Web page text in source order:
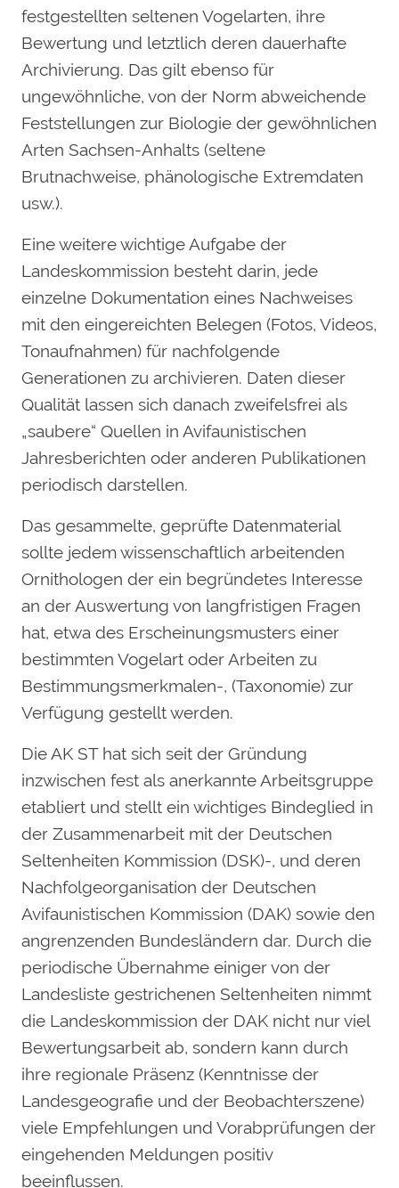
festgestellten seltenen Vogelarten, ihre
Bewertung und letztlich deren dauerhafte
Archivierung. Das gilt ebenso für
ungewöhnliche, von der Norm abweichende
Feststellungen zur Biologie der gewöhnlichen
Arten Sachsen-Anhalts (seltene
Brutnachweise, phänologische Extremdaten
usw.).
Eine weitere wichtige Aufgabe der
Landeskommission besteht darin, jede
einzelne Dokumentation eines Nachweises
mit den eingereichten Belegen (Fotos, Videos,
Tonaufnahmen) für nachfolgende
Generationen zu archivieren. Daten dieser
Qualität lassen sich danach zweifelsfrei als
„saubere“ Quellen in Avifaunistischen
Jahresberichten oder anderen Publikationen
periodisch darstellen.
Das gesammelte, geprüfte Datenmaterial
sollte jedem wissenschaftlich arbeitenden
Ornithologen der ein begründetes Interesse
an der Auswertung von langfristigen Fragen
hat, etwa des Erscheinungsmusters einer
bestimmten Vogelart oder Arbeiten zu
Bestimmungsmerkmalen-, (Taxonomie) zur
Verfügung gestellt werden.
Die AK ST hat sich seit der Gründung
inzwischen fest als anerkannte Arbeitsgruppe
etabliert und stellt ein wichtiges Bindeglied in
der Zusammenarbeit mit der Deutschen
Seltenheiten Kommission (DSK)-, und deren
Nachfolgeorganisation der Deutschen
Avifaunistischen Kommission (DAK) sowie den
angrenzenden Bundesländern dar. Durch die
periodische Übernahme einiger von der
Landesliste gestrichenen Seltenheiten nimmt
die Landeskommission der DAK nicht nur viel
Bewertungsarbeit ab, sondern kann durch
ihre regionale Präsenz (Kenntnisse der
Landesgeografie und der Beobachterszene)
viele Empfehlungen und Vorabprüfungen der
eingehenden Meldungen positiv
beeinflussen.